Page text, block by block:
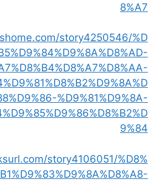
8%A7
story4250546/%D
%D9%81%D9%8A-
9%84
story4106051/%D8%